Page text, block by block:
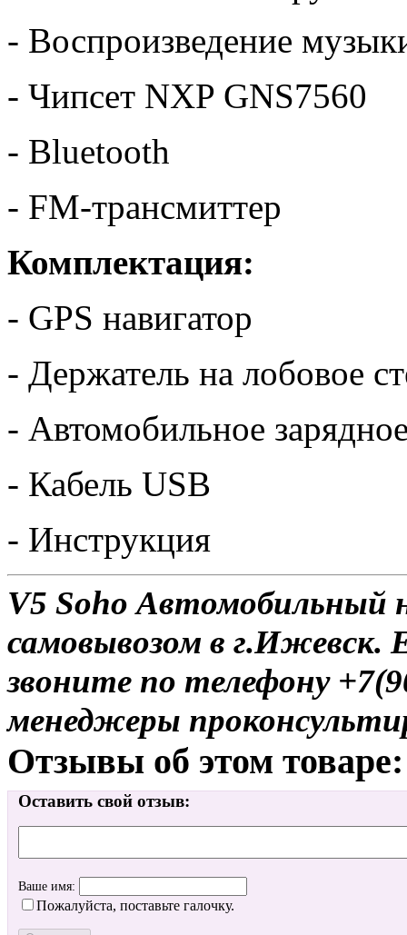
- Воспроизведение
- Чипсет NXP GNS7560
- Bluetooth
- FM-трансмиттер
Комплектация:
- GPS навигатор
- Держатель на лобовое
- Автомобильное
- Кабель USB
- Инструкция
V5 Soho Автомобильный
самовывозом в г.Ижевск.
звоните по телефону
менеджеры
Отзывы об этом товаре:
Оставить свой отзыв:
Ваше имя:
Пожалуйста, поставьте галочку.